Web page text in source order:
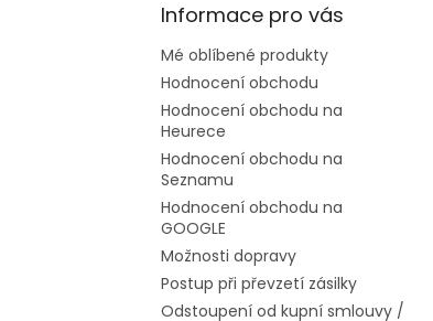
Informace pro vás
Mé oblíbené produkty
Hodnocení obchodu
Hodnocení obchodu na
Heurece
Hodnocení obchodu na
Seznamu
Hodnocení obchodu na
GOOGLE
Možnosti dopravy
Postup při převzetí zásilky
Odstoupení od kupní smlouvy /